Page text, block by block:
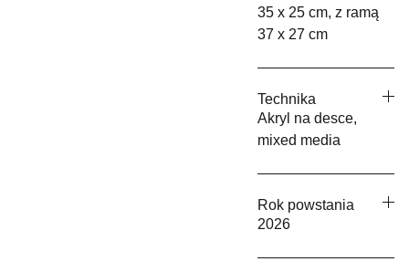
35 x 25 cm, z ramą
37 x 27 cm
Technika
Akryl na desce,
mixed media
Rok powstania
2026